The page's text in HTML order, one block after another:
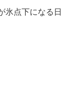
氷点下になる日